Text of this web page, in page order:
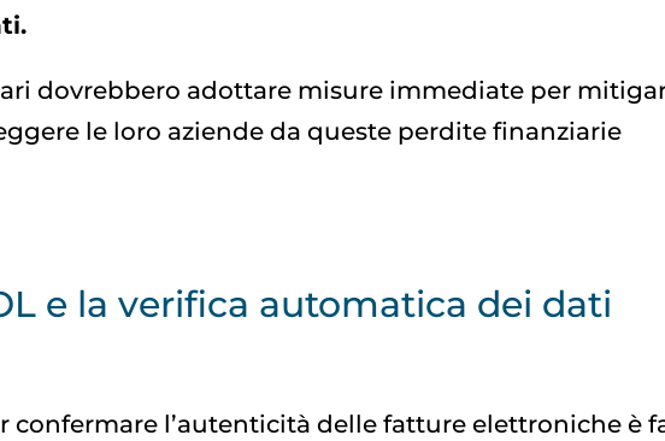
dovrebbero adottare misure immediate per
le loro aziende da queste perdite finanziarie
e la verifica automatica dei dati
confermare l’autenticità delle fatture elettroniche è